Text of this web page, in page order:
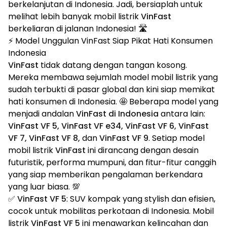
berkelanjutan di Indonesia. Jadi, bersiaplah untuk
melihat lebih banyak mobil listrikVinFast
berkeliaran di jalanan Indonesia! 🛣️
⚡ Model Unggulan VinFast Siap Pikat Hati Konsumen
Indonesia
VinFast tidak datang dengan tangan kosong.
Mereka membawa sejumlah model mobil listrik yang
sudah terbukti di pasar global dan kini siap memikat
hati konsumen di Indonesia. 🤩 Beberapa model yang
menjadi andalanVinFast di Indonesia antara lain:
VinFast VF 5, VinFast VF e34, VinFast VF 6, VinFast
VF 7, VinFast VF 8, danVinFast VF 9. Setiap model
mobil listrikVinFast ini dirancang dengan desain
futuristik, performa mumpuni, dan fitur-fitur canggih
yang siap memberikan pengalaman berkendara
yang luar biasa. 💯
✅ VinFast VF 5: SUV kompak yang stylish dan efisien,
cocok untuk mobilitas perkotaan di Indonesia. Mobil
listrikVinFast VF 5 ini menawarkan kelincahan dan